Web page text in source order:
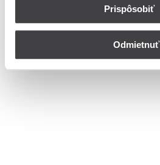
Prispôsobiť
Odmietnuť